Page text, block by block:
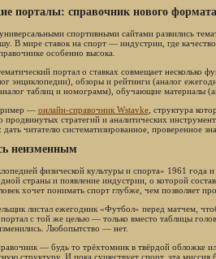
порталы: справочник нового формата
спортивными сайтами развились
В мире ставок на спорт — индустрии, где
особенно высока.
портал о ставках совмещает
энциклопедии), обзоры и рейтинги (аналог
таблиц и номограмм), обучающие материалы
— онлайн-справочник Wstavke, структура
продвинутых стратегий и аналитических
дать читателю систематизированное, проверенное
неизменным
физической культуры и спорта» 1961 года
страны и появление индустрии, о которой
хочет понимать спорт глубже, чем позволяет
листал ежегодник «Футбол» перед матчем,
с той же целью — только вместо таблицы
Любопытство — нет.
— будь то трёхтомник в твёрдой обложке
структуру. И пока существует спорт, эта миссия